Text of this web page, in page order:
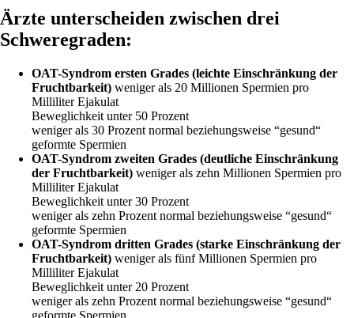
Ärzte unterscheiden zwischen drei
Schweregraden:
OAT-Syndrom ersten Grades (leichte Einschränkung der
Fruchtbarkeit) weniger als 20 Millionen Spermien pro
Milliliter Ejakulat
Beweglichkeit unter 50 Prozent
weniger als 30 Prozent normal beziehungsweise “gesund“
geformte Spermien
OAT-Syndrom zweiten Grades (deutliche Einschränkung
der Fruchtbarkeit) weniger als zehn Millionen Spermien pro
Milliliter Ejakulat
Beweglichkeit unter 30 Prozent
weniger als zehn Prozent normal beziehungsweise “gesund“
geformte Spermien
OAT-Syndrom dritten Grades (starke Einschränkung der
Fruchtbarkeit) weniger als fünf Millionen Spermien pro
Milliliter Ejakulat
Beweglichkeit unter 20 Prozent
weniger als zehn Prozent normal beziehungsweise “gesund“
geformte Spermien